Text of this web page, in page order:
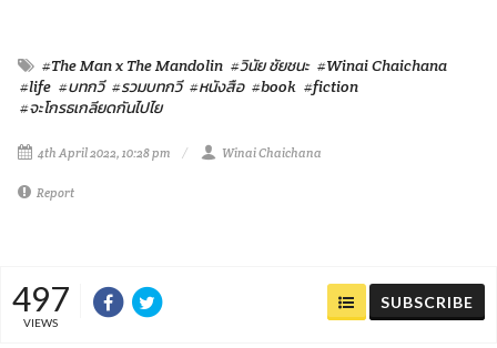
#The Man x The Mandolin #วินัย ชัยชนะ #Winai Chaichana
#life #บทกวี #รวมบทกวี #หนังสือ #book #fiction
#จะโกรธเกลียดกันไปไย
4th April 2022, 10:28 pm Winai Chaichana
Report
497
VIEWS
SUBSCRIBE